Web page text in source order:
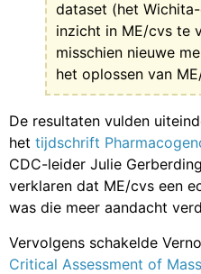
dataset (het
inzicht in ME/cvs te
misschien nieuwe
het oplossen van
De resultaten vulden
het tijdschrift
CDC-leider Julie
verklaren dat ME/cvs een
was die meer aandacht
Vervolgens schakelde
Critical Assessment of